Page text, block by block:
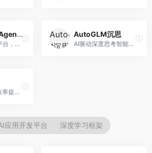
Wonder AI Agents
AI智能体开发平台，专注于低代码智能体创建。面向开发者，提供可视化开发、模板库、部署服务等功能，开发门槛低。
AutoGLM沉思
AI驱动深度思考智能体，专注于复杂推理任务。面向高级用户，提供深度分析、逻辑推理、决策支持等服务，推理能力强。
Powerdrill AI效率提升平台，专注于企业智能化。面向企业用户，提供智能体创建、流程自动化、数据分析等服务，企业效率提升显著。
应用开发平台 深度学习框架